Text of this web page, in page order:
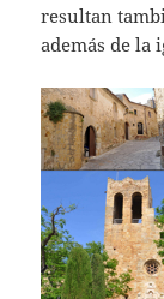
resultan
además de la